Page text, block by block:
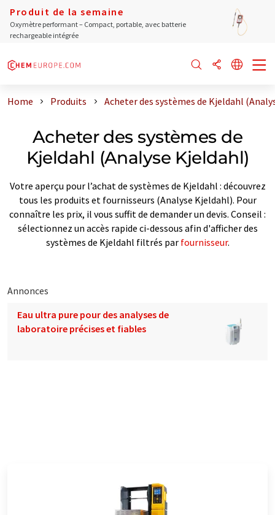
Produit de la semaine
Oxymètre performant – Compact, portable, avec batterie
rechargeable intégrée
Home Produits Acheter des systèmes de Kjeldahl
Acheter des systèmes de
Kjeldahl (Analyse Kjeldahl)
Votre aperçu pour l’achat de systèmes de Kjeldahl : découvrez
tous les produits et fournisseurs (Analyse Kjeldahl). Pour
connaître les prix, il vous suffit de demander un devis. Conseil :
sélectionnez un accès rapide ci-dessous afin d'afficher des
systèmes de Kjeldahl filtrés par fournisseur.
Annonces
Eau ultra pure pour des analyses de
laboratoire précises et fiables